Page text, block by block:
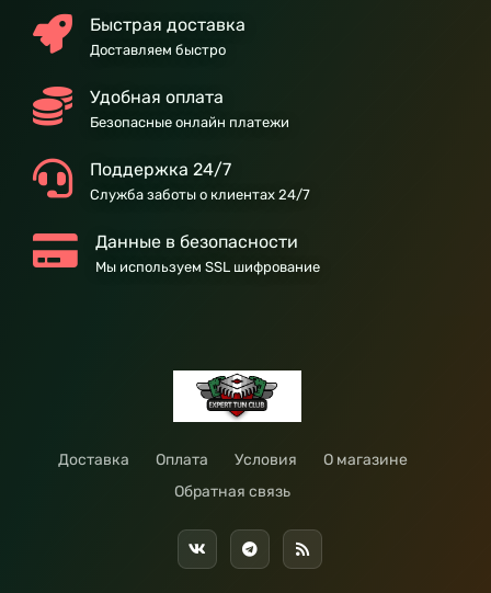
Быстрая доставка
Доставляем быстро
Удобная оплата
Безопасные онлайн платежи
Поддержка 24/7
Служба заботы о клиентах 24/7
Данные в безопасности
Мы используем SSL шифрование
Доставка Оплата Условия
О магазине
Обратная связь